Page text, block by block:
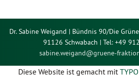
Dr. Sabine Weigand | Bündnis 90/Die
91126 Schwabach | Tel: +49
sabine.weigand@gruene-
Diese Website ist gemacht mit